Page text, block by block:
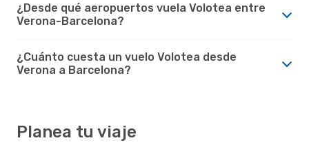
¿Desde qué aeropuertos vuela Volotea entre
Verona-Barcelona?
¿Cuánto cuesta un vuelo Volotea desde
Verona a Barcelona?
Planea tu viaje